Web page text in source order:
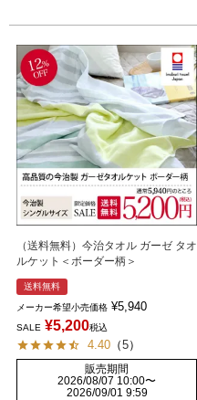
（送料無料）今治タオル ガーゼ タオ
ルケット＜ボーダー柄＞
送料無料
メーカー希望小売価格 ¥5,940
SALE ¥5,200税込
4.40 （5）
販売期間
2026/08/07 10:00〜
2026/09/01 9:59